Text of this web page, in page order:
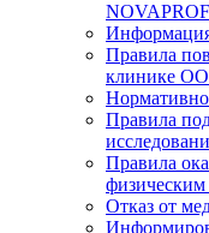
Правила
клинике
Правила
Правила
Отказ от